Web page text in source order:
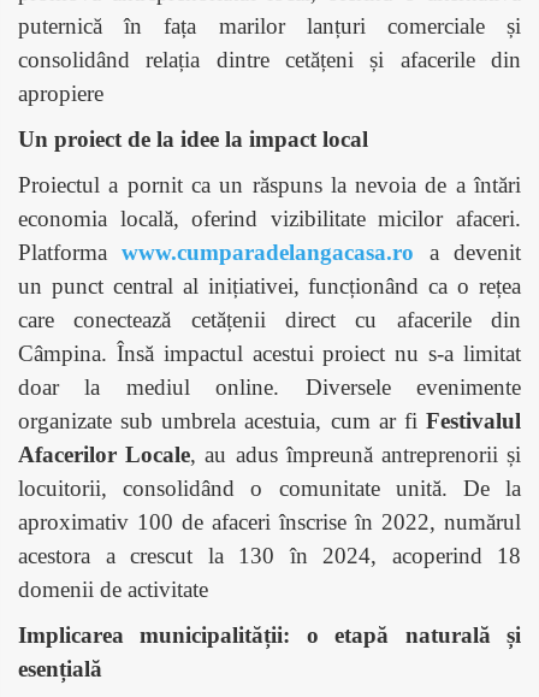
puternică în fața marilor lanțuri comerciale și
consolidând relația dintre cetățeni și afacerile din
apropiere​
Un proiect de la idee la impact local
Proiectul a pornit ca un răspuns la nevoia de a întări
economia locală, oferind vizibilitate micilor afaceri.
Platformawww.cumparadelangacasa.ro a devenit
un punct central al inițiativei, funcționând ca o rețea
care conectează cetățenii direct cu afacerile din
Câmpina. Însă impactul acestui proiect nu s-a limitat
doar la mediul online. Diversele evenimente
organizate sub umbrela acestuia, cum ar fi Festivalul
Afacerilor Locale, au adus împreună antreprenorii și
locuitorii, consolidând o comunitate unită. De la
aproximativ 100 de afaceri înscrise în 2022, numărul
acestora a crescut la 130 în 2024, acoperind 18
domenii de activitate
Implicarea municipalității: o etapă naturală și
esențială